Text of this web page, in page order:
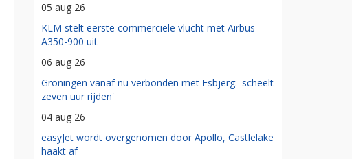
05 aug 26
KLM stelt eerste commerciële vlucht met Airbus
A350-900 uit
06 aug 26
Groningen vanaf nu verbonden met Esbjerg: 'scheelt
zeven uur rijden'
04 aug 26
easyJet wordt overgenomen door Apollo, Castlelake
haakt af